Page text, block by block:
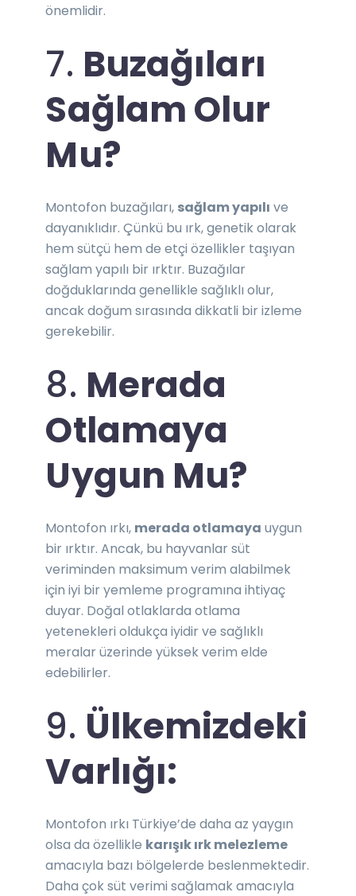
önemlidir.
7. Buzağıları
Sağlam Olur
Mu?
Montofon buzağıları, sağlam yapılı ve
dayanıklıdır. Çünkü bu ırk, genetik olarak
hem sütçü hem de etçi özellikler taşıyan
sağlam yapılı bir ırktır. Buzağılar
doğduklarında genellikle sağlıklı olur,
ancak doğum sırasında dikkatli bir izleme
gerekebilir.
8. Merada
Otlamaya
Uygun Mu?
Montofon ırkı, merada otlamaya uygun
bir ırktır. Ancak, bu hayvanlar süt
veriminden maksimum verim alabilmek
için iyi bir yemleme programına ihtiyaç
duyar. Doğal otlaklarda otlama
yetenekleri oldukça iyidir ve sağlıklı
meralar üzerinde yüksek verim elde
edebilirler.
9. Ülkemizdeki
Varlığı:
Montofon ırkı Türkiye’de daha az yaygın
olsa da özellikle karışık ırk melezleme
amacıyla bazı bölgelerde beslenmektedir.
Daha çok süt verimi sağlamak amacıyla